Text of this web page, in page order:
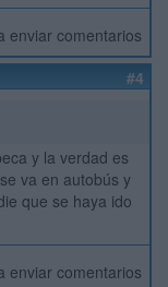
enviar comentarios
#4
y la verdad es
va en autobús y
que se haya ido
enviar comentarios